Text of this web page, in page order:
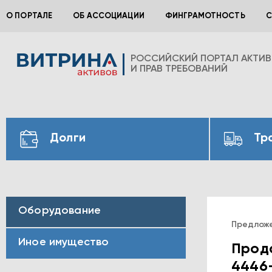
О ПОРТАЛЕ ОБ АССОЦИАЦИИ ФИНГРАМОТНОСТЬ
РОССИЙСКИЙ ПОРТАЛ
И ПРАВ ТРЕБОВАНИЙ
Долги
Оборудование
Иное имущество